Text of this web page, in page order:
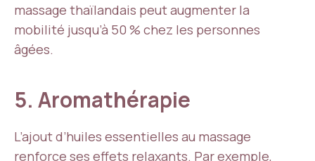
massage thaïlandais peut augmenter la
mobilité jusqu’à 50 % chez les personnes
âgées.
5. Aromathérapie
L’ajout d’huiles essentielles au massage
renforce ses effets relaxants. Par exemple,